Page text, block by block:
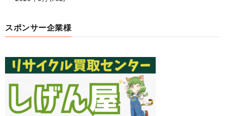
スポンサー企業様